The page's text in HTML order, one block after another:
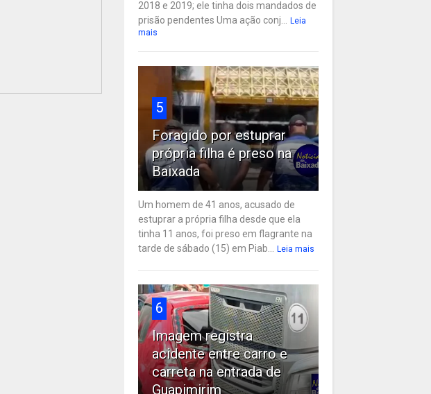
2018 e 2019; ele tinha dois mandados de
prisão pendentes Uma ação conj... Leia
mais
5
Foragido por estuprar
própria filha é preso na
Baixada
Um homem de 41 anos, acusado de
estuprar a própria filha desde que ela
tinha 11 anos, foi preso em flagrante na
tarde de sábado (15) em Piab... Leia mais
6
Imagem registra
acidente entre carro e
carreta na entrada de
Guapimirim